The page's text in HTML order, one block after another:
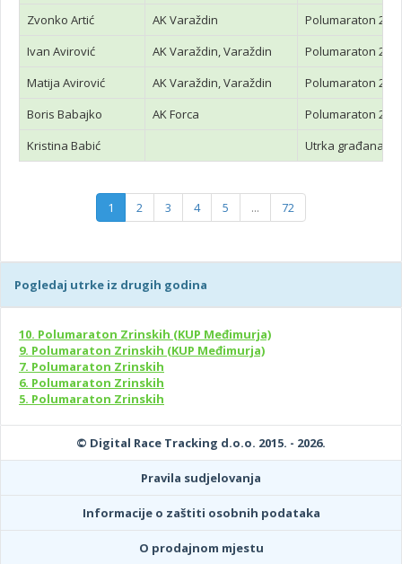
Zvonko Artić
AK Varaždin
Polumaraton 21
Ivan Avirović
AK Varaždin, Varaždin
Polumaraton 21
Matija Avirović
AK Varaždin, Varaždin
Polumaraton 21
Boris Babajko
AK Forca
Polumaraton 21
Kristina Babić
Utrka građana
1 2 3 4 5 ... 72
Pogledaj utrke iz drugih godina
10. Polumaraton Zrinskih (KUP Međimurja)
9. Polumaraton Zrinskih (KUP Međimurja)
7. Polumaraton Zrinskih
6. Polumaraton Zrinskih
5. Polumaraton Zrinskih
© Digital Race Tracking d.o.o. 2015. - 2026.
Pravila sudjelovanja
Informacije o zaštiti osobnih podataka
O prodajnom mjestu